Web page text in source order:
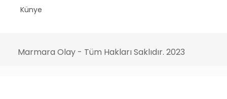
Künye
Marmara Olay - Tüm Hakları Saklıdır. 2023